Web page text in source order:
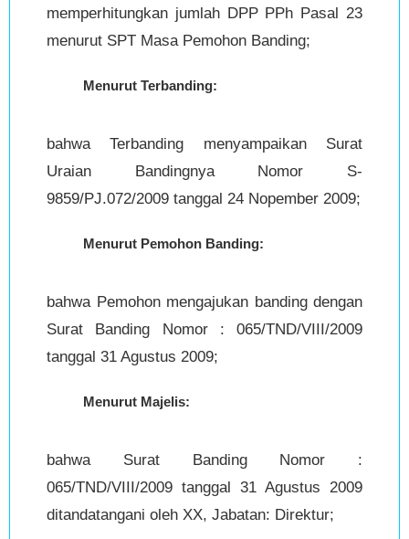
memperhitungkan jumlah DPP PPh Pasal 23
menurut SPT Masa Pemohon Banding;
Menurut Terbanding:
bahwa Terbanding menyampaikan Surat
Uraian Bandingnya Nomor S-
9859/PJ.072/2009 tanggal 24 Nopember 2009;
Menurut Pemohon Banding:
bahwa Pemohon mengajukan banding dengan
Surat Banding Nomor : 065/TND/VIII/2009
tanggal 31 Agustus 2009;
Menurut Majelis:
bahwa Surat Banding Nomor :
065/TND/VIII/2009 tanggal 31 Agustus 2009
ditandatangani oleh XX, Jabatan: Direktur;